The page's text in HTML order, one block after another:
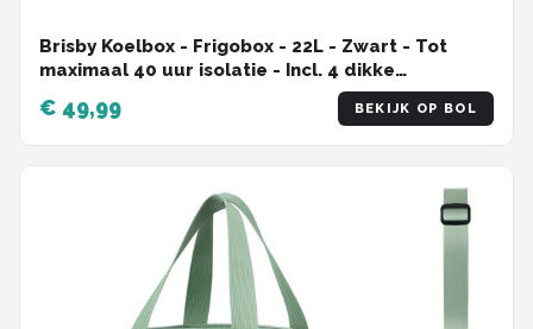
Brisby Koelbox - Frigobox - 22L - Zwart - Tot
maximaal 40 uur isolatie - Incl. 4 dikke
koelelementen van 450ml - Temperatuur veilige
sluiting - Nieuw ontwerp met koelelementen
vergrendeld in deksel
€ 49,99 BEKIJK OP BOL